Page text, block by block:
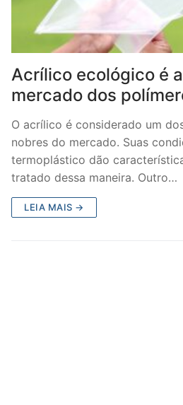
Acrílico ecológico é
mercado dos
O acrílico é considerado um
nobres do mercado. Suas
termoplástico dão
tratado dessa maneira. Outro…
LEIA MAIS →